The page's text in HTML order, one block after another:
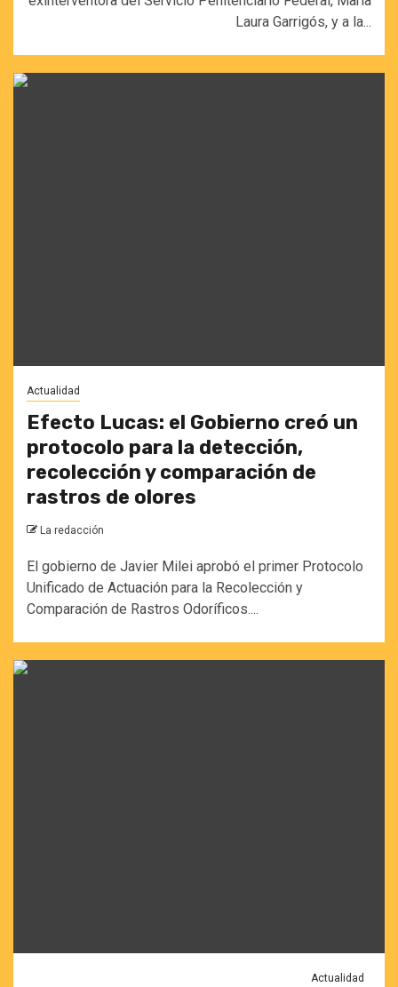
Laura Garrigós, y a la...
Actualidad
Efecto Lucas: el Gobierno creó un
protocolo para la detección,
recolección y comparación de
rastros de olores
La redacción
El gobierno de Javier Milei aprobó el primer Protocolo
Unificado de Actuación para la Recolección y
Comparación de Rastros Odoríficos....
Actualidad